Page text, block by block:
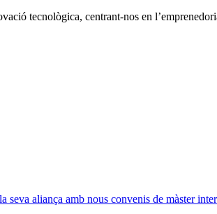
tecnològica, centrant-nos en
aliança amb nous convenis de màster